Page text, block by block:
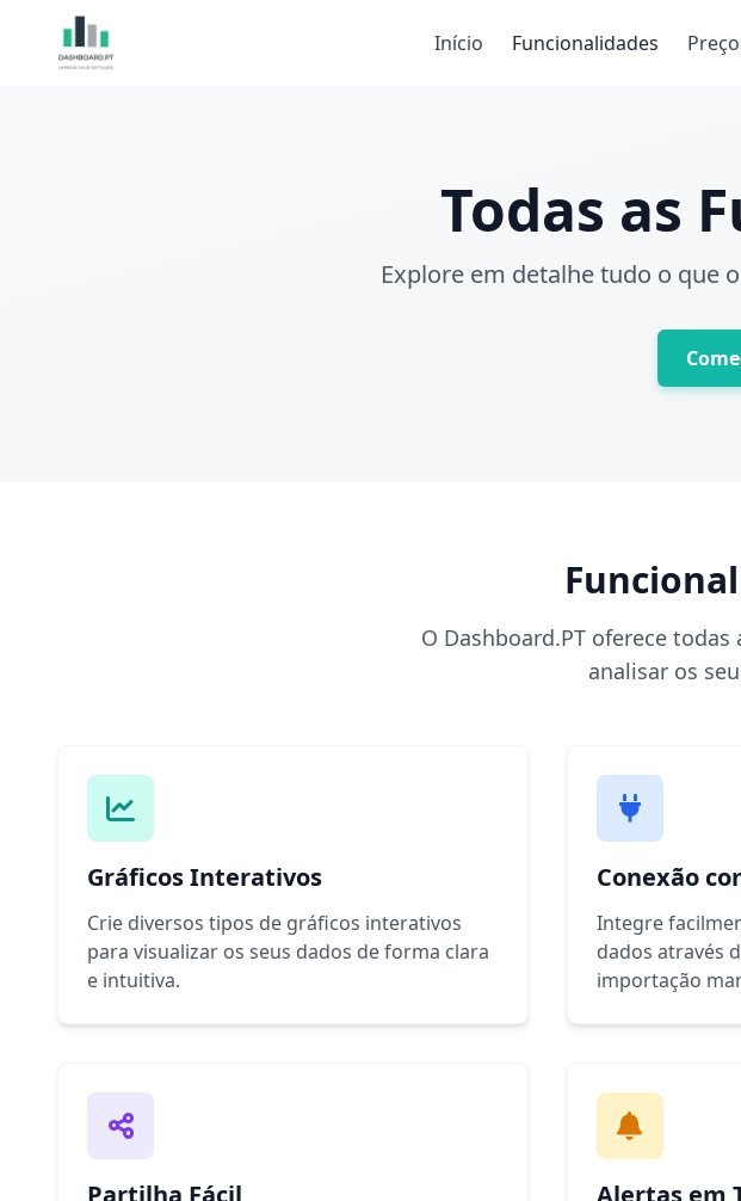
Início Funcionalidades
Todas as
Explore em detalhe tudo o que
O Dashboard.PT oferece
analisar os
Gráficos Interativos
Crie diversos tipos de gráficos interativos
para visualizar os seus dados de forma clara
e intuitiva.
Conexão
Integre
dados através
importação
Partilha Fácil Alertas em